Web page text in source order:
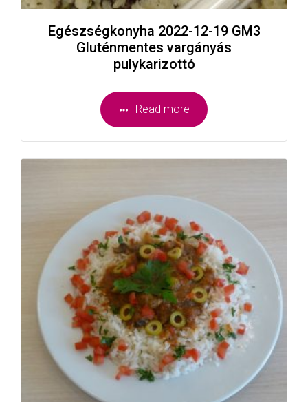
Egészségkonyha 2022-12-19 GM3
Gluténmentes vargányás
pulykarizottó
Read more